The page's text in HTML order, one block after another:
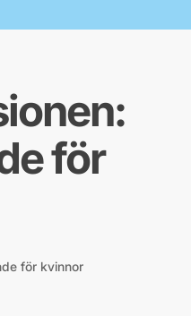
för
för kvinnor